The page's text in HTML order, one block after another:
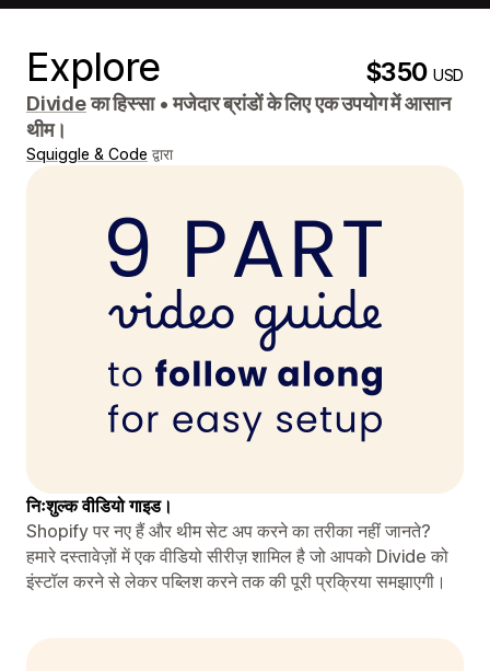
Explore $350USD
Divideका हिस्सा •मजेदार ब्रांडों के लिए एक उपयोग में आसान
थीम।
Squiggle & Code द्वारा
निःशुल्क वीडियो गाइड।
Shopify पर नए हैं और थीम सेट अप करने का तरीका नहीं जानते?
हमारे दस्तावेज़ों में एक वीडियो सीरीज़ शामिल है जो आपको Divide को
इंस्टॉल करने से लेकर पब्लिश करने तक की पूरी प्रक्रिया समझाएगी।